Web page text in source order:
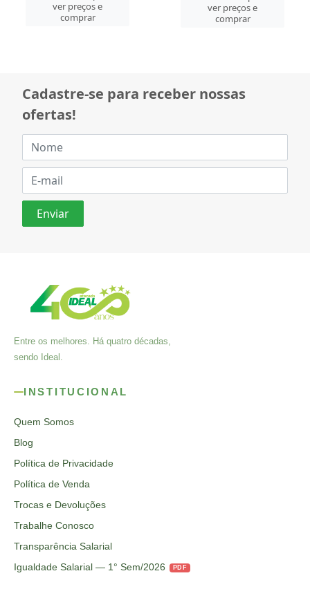
ver preços e
comprar
ver preços e
comprar
Cadastre-se para receber nossas
ofertas!
Entre os melhores. Há quatro décadas,
sendo Ideal.
INSTITUCIONAL
Quem Somos
Blog
Política de Privacidade
Política de Venda
Trocas e Devoluções
Trabalhe Conosco
Transparência Salarial
Igualdade Salarial — 1° Sem/2026
PDF